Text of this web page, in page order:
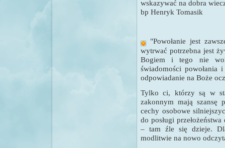
wskazywać na dobra
bp Henryk Tomasik
"Powołanie jest
wytrwać potrzebna jest
Bogiem i tego nie
świadomości powołania
odpowiadanie na Boże
Tylko ci, którzy są w
zakonnym mają szansę
cechy osobowe
do posługi
– tam źle się dzieje.
modlitwie na nowo